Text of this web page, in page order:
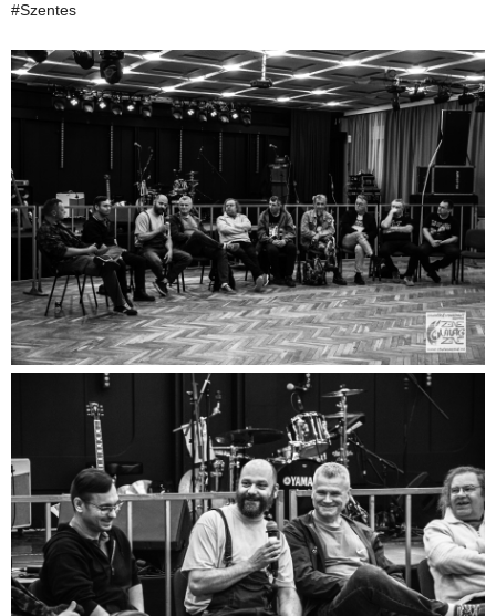
#Szentes